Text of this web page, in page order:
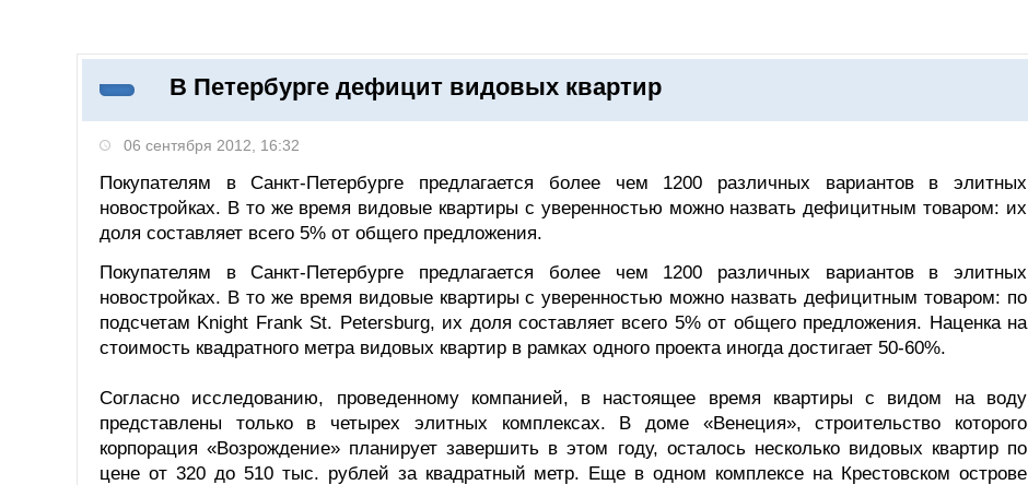
Поиск
В Петербурге дефицит видовых квартир
06 сентября 2012, 16:32
Покупателям в Санкт-Петербурге предлагается более чем 1200 различных вариантов в элитных
новостройках. В то же время видовые квартиры с уверенностью можно назвать дефицитным товаром: их
доля составляет всего 5% от общего предложения.
Покупателям в Санкт-Петербурге предлагается более чем 1200 различных вариантов в элитных
новостройках. В то же время видовые квартиры с уверенностью можно назвать дефицитным товаром: по
подсчетам Knight Frank St. Petersburg, их доля составляет всего 5% от общего предложения. Наценка на
стоимость квадратного метра видовых квартир в рамках одного проекта иногда достигает 50-60%.
Согласно исследованию, проведенному компанией, в настоящее время квартиры с видом на воду
представлены только в четырех элитных комплексах. В доме «Венеция», строительство которого
корпорация «Возрождение» планирует завершить в этом году, осталось несколько видовых квартир по
цене от 320 до 510 тыс. рублей за квадратный метр. Еще в одном комплексе на Крестовском острове